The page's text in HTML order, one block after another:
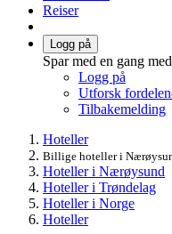
Reiser
Logg på
Spar med en gang
Logg på
Utforsk
Tilbakemelding
Hoteller
Billige hoteller i
Hoteller i Nærøysund
Hoteller i Trøndelag
Hoteller i Norge
Hoteller